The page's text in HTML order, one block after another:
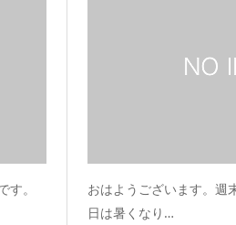
。
おはようございます。週
日は暑くなり…